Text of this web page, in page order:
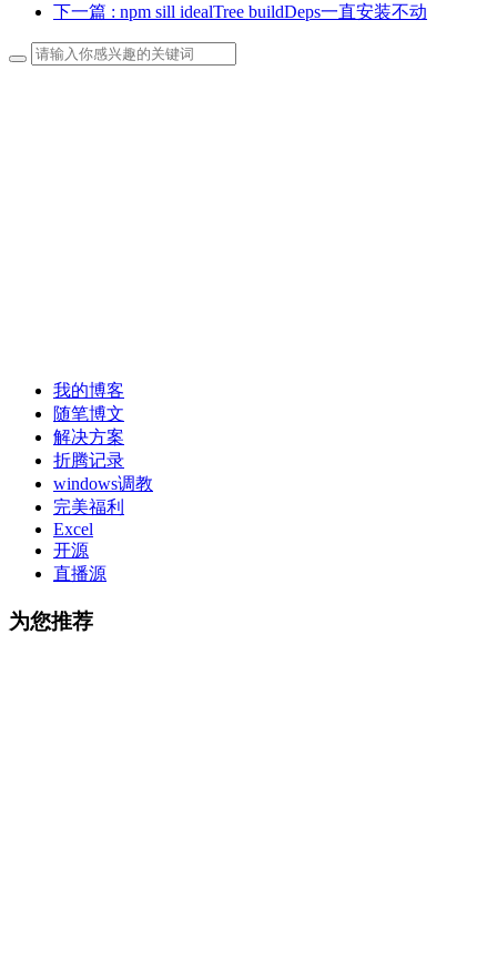
下一篇 : npm sill idealTree buildDeps一直安装不动
我的博客
随笔博文
解决方案
折腾记录
windows调教
完美福利
Excel
开源
直播源
为您推荐